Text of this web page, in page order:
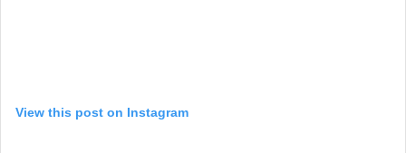
View this post on Instagram